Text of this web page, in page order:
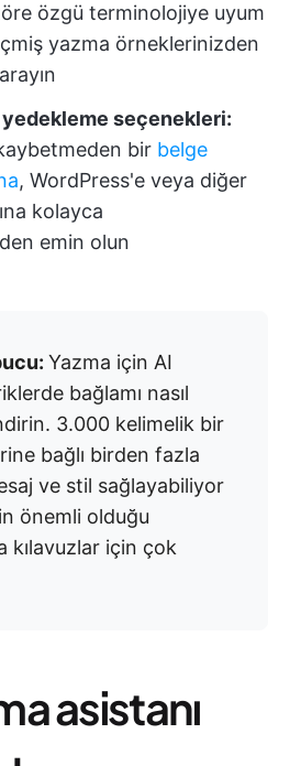
özgü terminolojiye uyum
yazma örneklerinizden
yedekleme seçenekleri:
bir belge
, WordPress'e veya diğer
kolayca
emin olun
Yazma için AI
bağlamı nasıl
3.000 kelimelik bir
bağlı birden fazla
ve stil sağlayabiliyor
önemli olduğu
kılavuzlar için çok
asistanı